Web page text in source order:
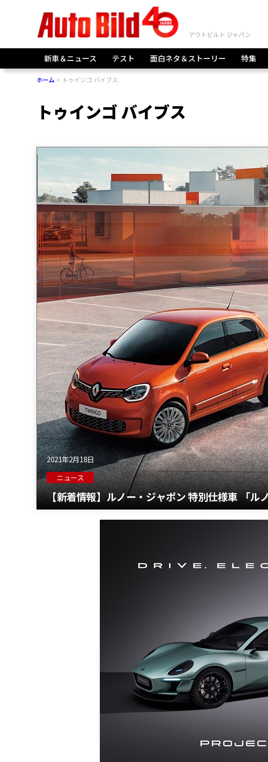
新車＆ニュース テスト 面白ネタ＆ストーリー 特集
ホーム トゥインゴ バイブス
トゥインゴ バイブス
2021年2月18日
ニュース
【新着情報】ルノー・ジャポン 特別仕様車 「ル